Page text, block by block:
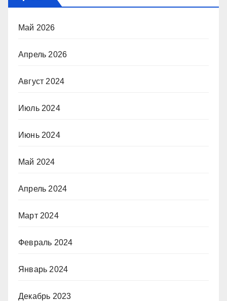
Май 2026
Апрель 2026
Август 2024
Июль 2024
Июнь 2024
Май 2024
Апрель 2024
Март 2024
Февраль 2024
Январь 2024
Декабрь 2023